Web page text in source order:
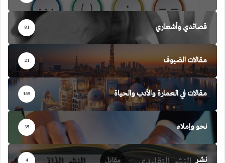
قصائدي وأشعاري 81
مقالات الضيوف 21
مقالات في العمارة والأدب والحياة 165
نحو وإملاء 35
نشر 4